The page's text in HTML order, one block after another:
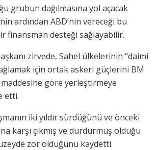
grubun dağılmasına yol açacak
ardından ABD’nin vereceği bu
finansman desteği sağlayabilir.
zirvede, Sahel ülkelerinin “daimi
için ortak askeri güçlerini BM
göre yerleştirmeye
etti.
iki yıldır sürdüğünü ve önceki
karşı çıkmış ve durdurmuş olduğu
zor olduğunu kaydetti.